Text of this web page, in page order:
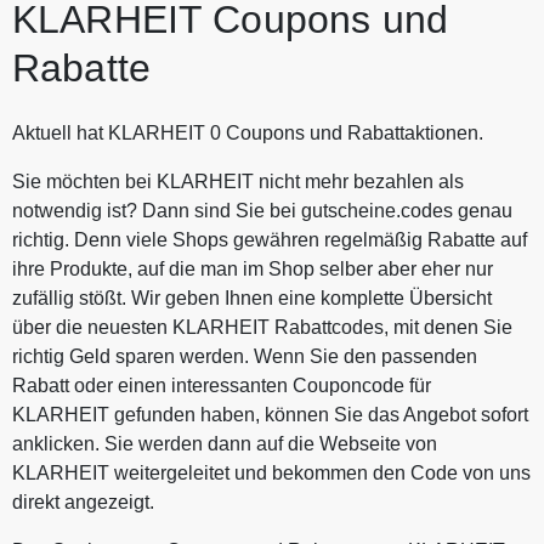
KLARHEIT Coupons und
Rabatte
Aktuell hat KLARHEIT 0 Coupons und Rabattaktionen.
Sie möchten bei KLARHEIT nicht mehr bezahlen als
notwendig ist? Dann sind Sie bei gutscheine.codes genau
richtig. Denn viele Shops gewähren regelmäßig Rabatte auf
ihre Produkte, auf die man im Shop selber aber eher nur
zufällig stößt. Wir geben Ihnen eine komplette Übersicht
über die neuesten KLARHEIT Rabattcodes, mit denen Sie
richtig Geld sparen werden. Wenn Sie den passenden
Rabatt oder einen interessanten Couponcode für
KLARHEIT gefunden haben, können Sie das Angebot sofort
anklicken. Sie werden dann auf die Webseite von
KLARHEIT weitergeleitet und bekommen den Code von uns
direkt angezeigt.